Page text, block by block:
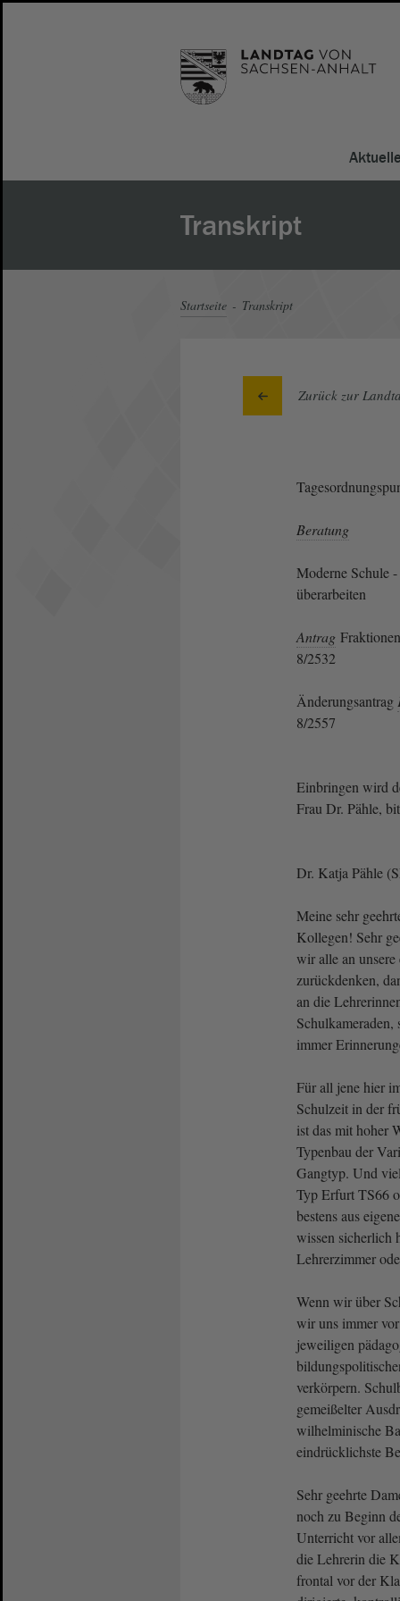
Transkript
Startseite Transkript
Zurück zur
Beratung
Moderne Schule
überarbeiten
Antrag
8/2532
Änderungsantrag
8/2557
Einbringen wird
Frau Dr. Pähle,
Dr. Katja Pähle
Meine sehr
Kollegen! Sehr
wir alle an
zurückdenken,
an die
Schulkameraden,
immer
Für all jene hier
Schulzeit in der
ist das mit hoher
Typenbau der
Gangtyp. Und
Typ Erfurt TS66
bestens aus
wissen sicherlich
Lehrerzimmer
Wenn wir über
wir uns immer
jeweiligen
verkörpern.
gemeißelter
wilhelminische
eindrücklichste
Sehr geehrte
noch zu Beginn
Unterricht vor
die Lehrerin die
frontal vor der